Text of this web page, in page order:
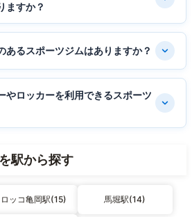
ますか？
あるスポーツジムはありますか？
やロッカーを利用できるスポーツ
駅から探す
ロッコ亀岡駅(15) 馬堀駅(14)